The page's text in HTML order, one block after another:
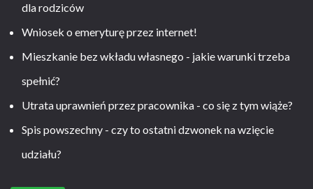
dla rodziców
Wniosek o emeryturę przez internet!
Mieszkanie bez wkładu własnego - jakie warunki trzeba
spełnić?
Utrata uprawnień przez pracownika - co się z tym wiąże?
Spis powszechny - czy to ostatni dzwonek na wzięcie
udziału?